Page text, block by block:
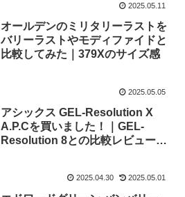
2025.05.11
オールデンのミリタリーラストを
バリーラストやモディファイドと
比較してみた｜379Xのサイズ感
2025.05.05
アシックス GEL-Resolution X
A.P.Cを買いました！｜GEL-
Resolution 8との比較レビューと
2025.04.30 2025.05.01